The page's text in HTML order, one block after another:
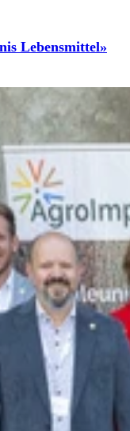
Lebensmittel»